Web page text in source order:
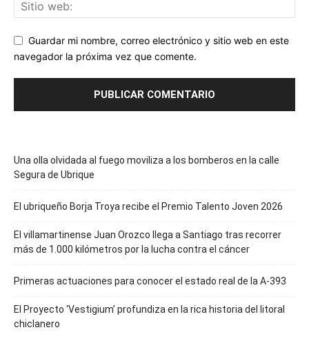
Guardar mi nombre, correo electrónico y sitio web en este
navegador la próxima vez que comente.
Una olla olvidada al fuego moviliza a los bomberos en la calle
Segura de Ubrique
El ubriqueño Borja Troya recibe el Premio Talento Joven 2026
El villamartinense Juan Orozco llega a Santiago tras recorrer
más de 1.000 kilómetros por la lucha contra el cáncer
Primeras actuaciones para conocer el estado real de la A-393
El Proyecto ‘Vestigium’ profundiza en la rica historia del litoral
chiclanero